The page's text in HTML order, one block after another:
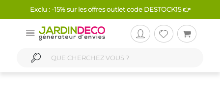
Exclu : -15% sur les offres outlet code DESTOCK15 👉